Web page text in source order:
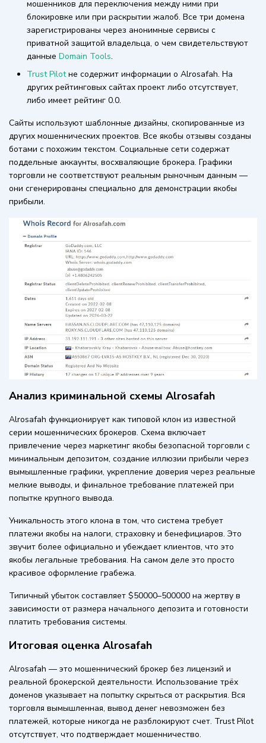
мошенников для переключения между ними при
блокировке или при раскрытии жалоб. Все три домена
зарегистрированы через анонимные сервисы с
приватной защитой владельца, о чем свидетельствуют
данные Domain Tools.
Trust Pilotне содержит информации о Alrosafah. На
других рейтинговых сайтах проект либо отсутствует,
либо имеет рейтинг 0.0.
Сайты используют шаблонные дизайны, скопированные из
других мошеннических проектов. Все якобы отзывы созданы
ботами с похожим текстом. Социальные сети содержат
поддельные аккаунты, восхваляющие брокера. Графики
торговли не соответствуют реальным рыночным данным —
они сгенерированы специально для демонстрации якобы
прибыли.
Анализ криминальной схемы Alrosafah
Alrosafah функционирует как типовой клон из известной
серии мошеннических брокеров. Схема включает
привлечение через маркетинг якобы безопасной торговли с
минимальным депозитом, создание иллюзии прибыли через
вымышленные графики, укрепление доверия через реальные
мелкие выводы, и финальное требование платежей при
попытке крупного вывода.
Уникальность этого клона в том, что система требует
платежи якобы на налоги, страховку и бенефициаров. Это
звучит более официально и убеждает клиентов, что это
якобы легальные требования. На самом деле это просто
красивое оформление грабежа.
Типичный убыток составляет $50000–500000 на жертву в
зависимости от размера начального депозита и готовности
платить требования системы.
Итоговая оценка Alrosafah
Alrosafah — это мошеннический брокер без лицензий и
реальной брокерской деятельности. Использование трёх
доменов указывает на попытку скрыться от раскрытия. Вся
торговля вымышленная, вывод денег невозможен без
платежей, которые никогда не разблокируют счет. Trust Pilot
отсутствует, что подтверждает мошенничество.